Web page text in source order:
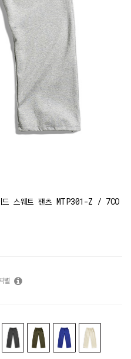
드 스웨트 팬츠 MTP301-Z / 7CO
별